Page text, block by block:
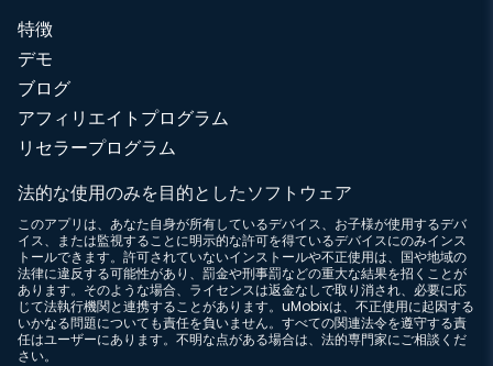
特徴
デモ
ブログ
アフィリエイトプログラム
リセラープログラム
法的な使用のみを目的としたソフトウェア
このアプリは、あなた自身が所有しているデバイス、お子様が使用するデバ
イス、または監視することに明示的な許可を得ているデバイスにのみインス
トールできます。許可されていないインストールや不正使用は、国や地域の
法律に違反する可能性があり、罰金や刑事罰などの重大な結果を招くことが
あります。そのような場合、ライセンスは返金なしで取り消され、必要に応
じて法執行機関と連携することがあります。uMobixは、不正使用に起因する
いかなる問題についても責任を負いません。すべての関連法令を遵守する責
任はユーザーにあります。不明な点がある場合は、法的専門家にご相談くだ
さい。